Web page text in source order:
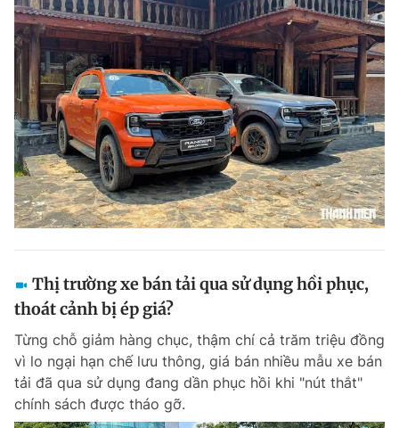
Tin thị trường Tin 360
Video Magazine
Sản phẩm khác
Tiện ích Bạn cần biết
Đọc Thanh Niên trên điện thoại
Đăng xuất
Thị trường xe bán tải qua sử dụng hồi phục,
thoát cảnh bị ép giá?
Từng chỗ giảm hàng chục, thậm chí cả trăm triệu đồng
vì lo ngại hạn chế lưu thông, giá bán nhiều mẫu xe bán
tải đã qua sử dụng đang dần phục hồi khi "nút thắt"
chính sách được tháo gỡ.